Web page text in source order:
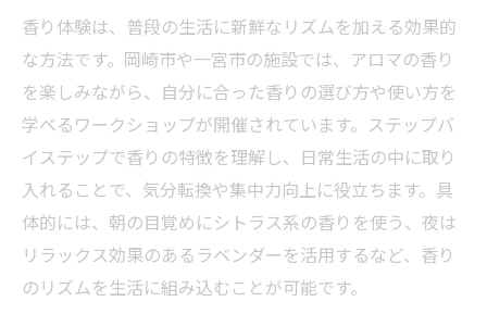
方
リフレッシュアロママッサージの効果とは
アロマトリートメントで得られるリフレッ
ストレス解消を目指すマッサージの魅力と
体験談
リフレッシュアロママッサージの具体的な
流れ
香り体験は、普段の生活に新鮮なリズムを加える効果的
な方法です。岡崎市や一宮市の施設では、アロマの香り
を楽しみながら、自分に合った香りの選び方や使い方を
学べるワークショップが開催されています。ステップバ
イステップで香りの特徴を理解し、日常生活の中に取り
入れることで、気分転換や集中力向上に役立ちます。具
体的には、朝の目覚めにシトラス系の香りを使う、夜は
リラックス効果のあるラベンダーを活用するなど、香り
のリズムを生活に組み込むことが可能です。